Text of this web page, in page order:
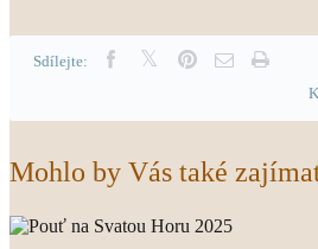
Sdílejte:
Mohlo by Vás také